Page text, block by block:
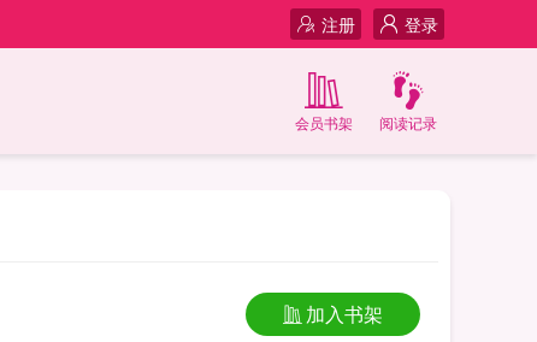
登录
注册
阅读记录
会员书架
加入书架